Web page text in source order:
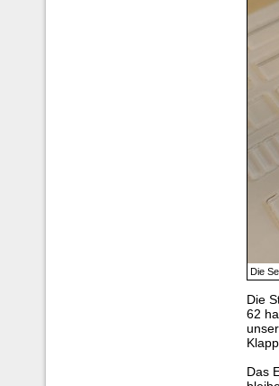
Die
Die
62
Das